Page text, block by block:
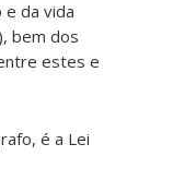
e da vida
bem dos
estes e
é a Lei